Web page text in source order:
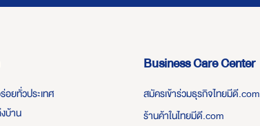
อยทั่วประเทศ
บ้าน
Business Care Center
สมัครเข้าร่วมธุรกิจไทยมีดี.com
ร้านค้าในไทยมีดี.com